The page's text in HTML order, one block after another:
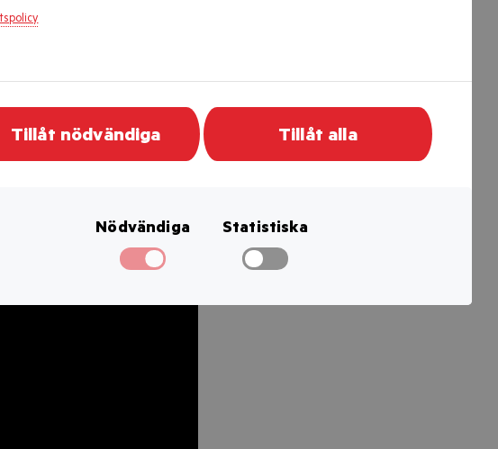
ringer dig när du byter
av detektorn från bakfästet.
alt. batterilåda.
Tillåt nödvändiga Tillåt alla
Nödvändiga Statistiska